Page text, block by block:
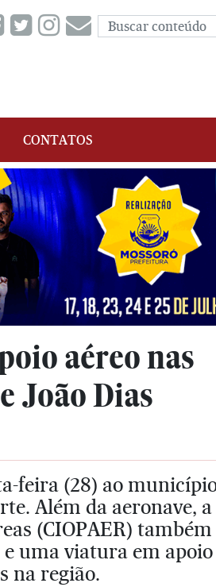
CONTATOS
aéreo nas
João Dias
feira (28) ao
Além da aeronave, a
(CIOPAER) também
uma viatura em apoio
na região.